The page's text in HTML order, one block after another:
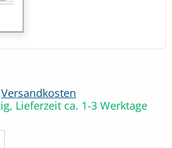
Versandkosten
Lieferzeit ca. 1-3 Werktage